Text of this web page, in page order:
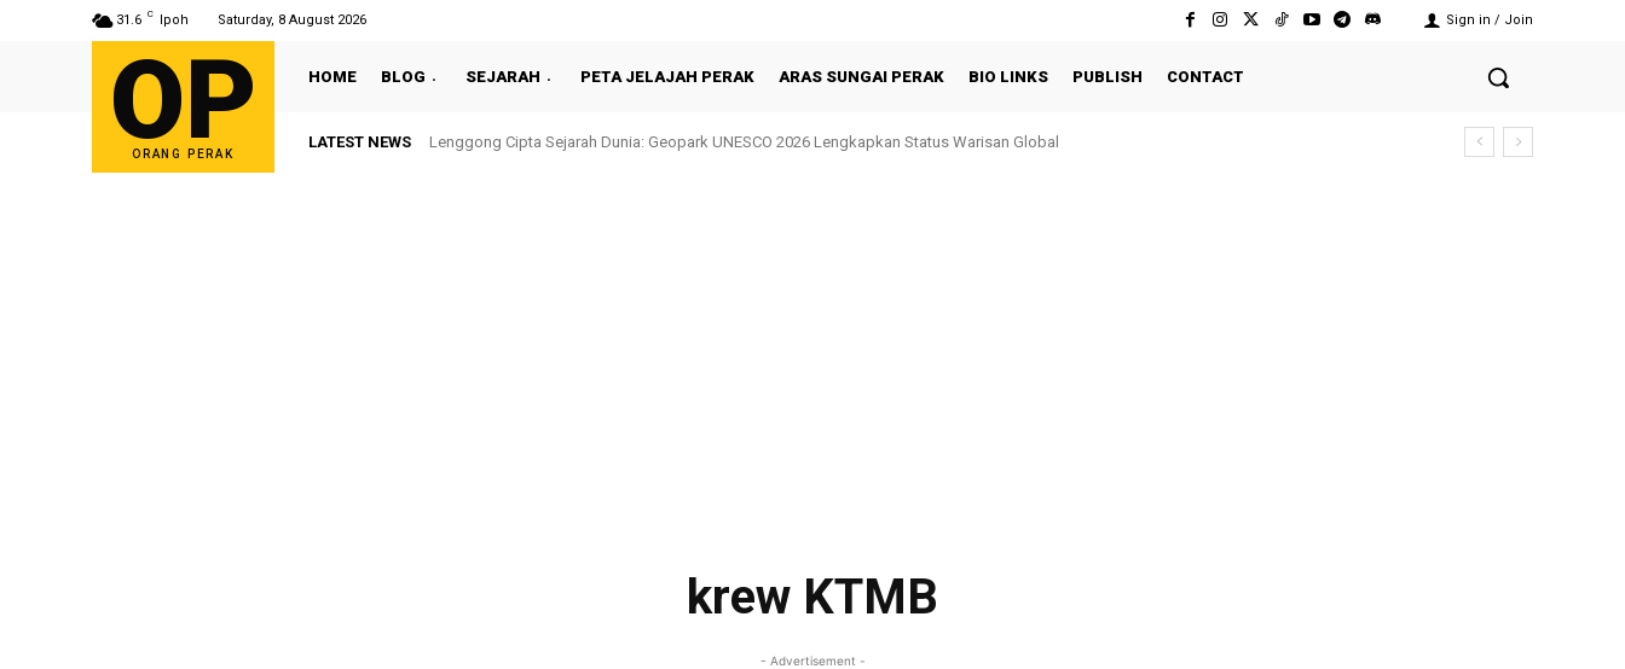
31.6 C Ipoh Saturday, 8 August 2026 Sign in / Join
OP
ORANG PERAK
HOME BLOG SEJARAH PETA JELAJAH PERAK ARAS SUNGAI PERAK BIO LINKS PUBLISH CONTACT
LATEST NEWS Lenggong Cipta Sejarah Dunia: Geopark UNESCO 2026 Lengkapkan Status Warisan Global
krew KTMB
- Advertisement -